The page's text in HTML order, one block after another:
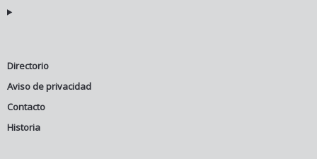
Directorio
Aviso de privacidad
Contacto
Historia